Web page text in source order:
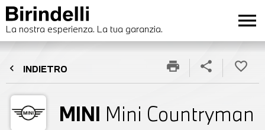
La nostra esperienza. La tua garanzia. menu
chevron_left INDIETRO
MINI Mini Countryman
print share favorite_border